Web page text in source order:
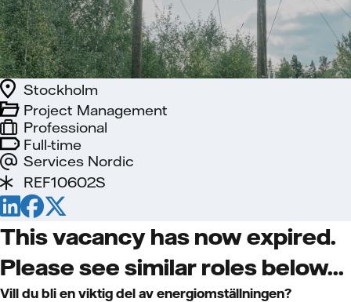
Full-time
Services Nordic
Project Management
Stockholm
Professional
REF10602S
This vacancy has now expired.
Please see similar roles below...
Vill du bli en viktig del av energiomställningen?